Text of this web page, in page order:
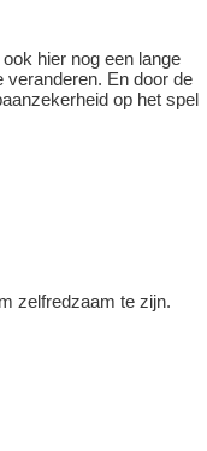
hier nog een lange
veranderen. En door de
op het spel
zelfredzaam te zijn.